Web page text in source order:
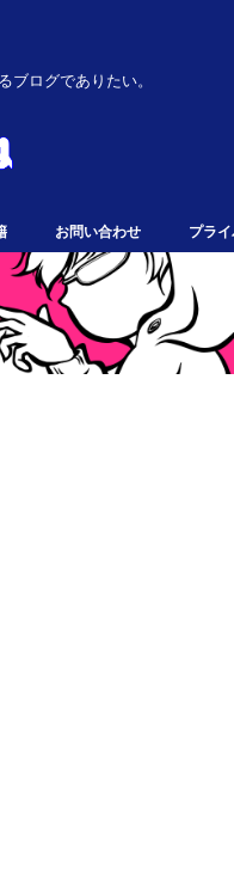
ブログでありたい。
お問い合わせ プラ